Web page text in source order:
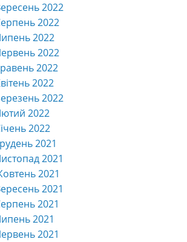
2022
2022
2022
2022
2022
2022
2022
2022
2022
2021
2021
2021
2021
2021
2021
2021